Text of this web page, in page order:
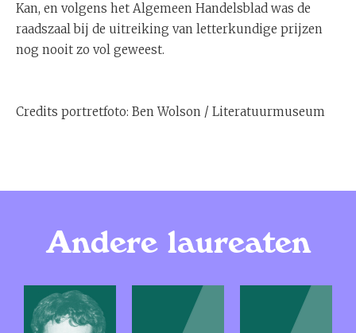
Kan, en volgens het Algemeen Handelsblad was de
raadszaal bij de uitreiking van letterkundige prijzen
nog nooit zo vol geweest.
Credits portretfoto: Ben Wolson / Literatuurmuseum
Andere laureaten